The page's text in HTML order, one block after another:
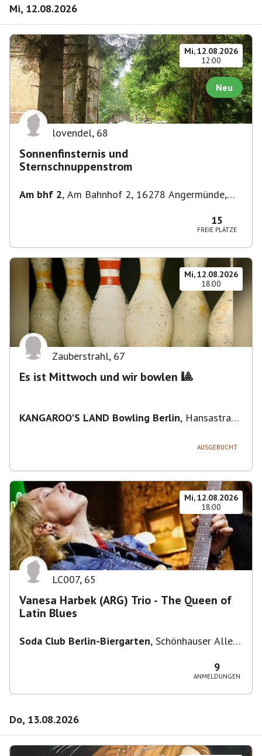
Mi, 12.08.2026
Mi, 12.08.2026
12:00
Neu
lovendel, 68
Sonnenfinsternis und
Sternschnuppenstrom
Am bhf 2, Am Bahnhof 2, 16278 Angermünde,
15
FREIE PLÄTZE
Mi, 12.08.2026
18:00
Zauberstrahl, 67
Es ist Mittwoch und wir bowlen 🎱
KANGAROO'S LAND Bowling Berlin, Hansastraße
AUSGEBUCHT
Mi, 12.08.2026
18:00
LC007, 65
Vanesa Harbek (ARG) Trio - The Queen of
Latin Blues
Soda Club Berlin-Biergarten, Schönhauser Allee
9
ANMELDUNGEN
Do, 13.08.2026